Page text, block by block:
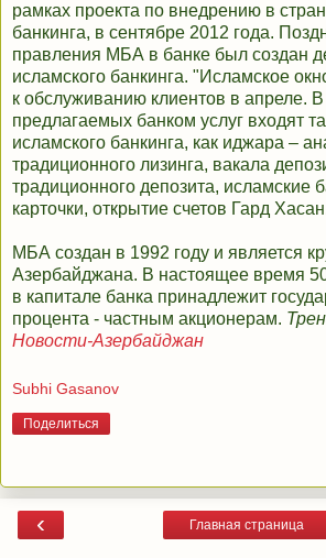
рамках проекта по внедрению в
банкинга, в сентябре 2012 года.
правления МБА в банке был создан
исламского банкинга. "Исламское
к обслуживанию клиентов в апреле. В
предлагаемых банком услуг входят
исламского банкинга, как иджара –
традиционного лизинга, вакала
традиционного депозита, исламские
карточки, открытие счетов Гард
МБА создан в 1992 году и является
Азербайджана. В настоящее время
в капитале банка принадлежит
процента - частным акционерам.
Новости-Азербайджан
Subhi Gasanov
Поделиться
‹ Главная страница